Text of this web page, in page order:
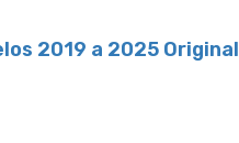
2019 a 2025 Original